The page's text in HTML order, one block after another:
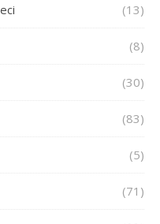
(13)
(8)
(30)
(83)
(5)
(71)